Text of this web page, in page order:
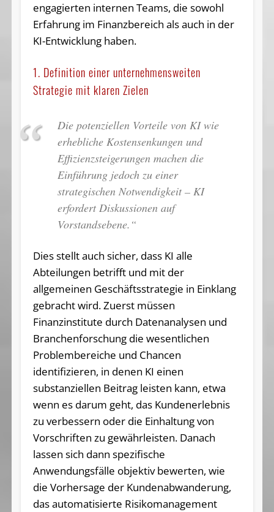
engagierten internen Teams, die sowohl
Erfahrung im Finanzbereich als auch in der
KI-Entwicklung haben.
1. Definition einer unternehmensweiten
Strategie mit klaren Zielen
Die potenziellen Vorteile von KI wie
erhebliche Kostensenkungen und
Effizienzsteigerungen machen die
Einführung jedoch zu einer
strategischen Notwendigkeit – KI
erfordert Diskussionen auf
Vorstandsebene.“
Dies stellt auch sicher, dass KI alle
Abteilungen betrifft und mit der
allgemeinen Geschäftsstrategie in Einklang
gebracht wird. Zuerst müssen
Finanzinstitute durch Datenanalysen und
Branchenforschung die wesentlichen
Problembereiche und Chancen
identifizieren, in denen KI einen
substanziellen Beitrag leisten kann, etwa
wenn es darum geht, das Kundenerlebnis
zu verbessern oder die Einhaltung von
Vorschriften zu gewährleisten. Danach
lassen sich dann spezifische
Anwendungsfälle objektiv bewerten, wie
die Vorhersage der Kundenabwanderung,
das automatisierte Risikomanagement